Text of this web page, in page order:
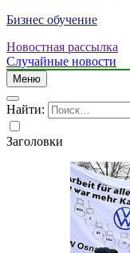
Бизнес обучение
Новостная рассылка
Случайные новости
Меню
Найти:
Заголовки